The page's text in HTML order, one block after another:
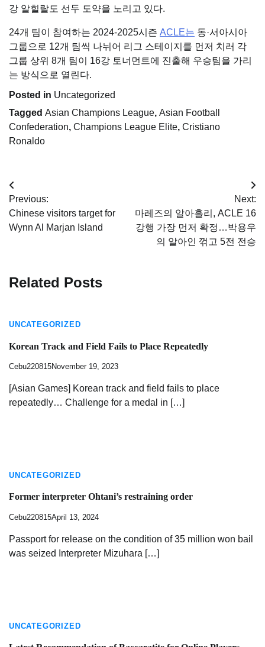
강 알힐랄도 선두 도약을 노리고 있다.
24개 팀이 참여하는 2024-2025시즌 ACLE는 동·서아시아
그룹으로 12개 팀씩 나뉘어 리그 스테이지를 먼저 치러 각
그룹 상위 8개 팀이 16강 토너먼트에 진출해 우승팀을 가리
는 방식으로 열린다.
Posted in Uncategorized
Tagged Asian Champions League, Asian Football
Confederation, Champions League Elite, Cristiano
Ronaldo
Post
navigation
Previous:
Chinese visitors target for
Wynn Al Marjan Island
Next:
마레즈의 알아흘리, ACLE 16
강행 가장 먼저 확정…박용우
의 알아인 꺾고 5전 전승
Related Posts
UNCATEGORIZED
Korean Track and Field Fails to Place Repeatedly
Cebu220815November 19, 2023
[Asian Games] Korean track and field fails to place
repeatedly… Challenge for a medal in […]
UNCATEGORIZED
Former interpreter Ohtani’s restraining order
Cebu220815April 13, 2024
Passport for release on the condition of 35 million won bail
was seized Interpreter Mizuhara […]
UNCATEGORIZED